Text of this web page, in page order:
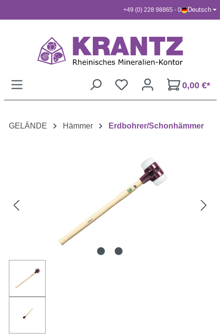
+49 (0) 228 98865 - 0 Deutsch
0,00 €*
GELÄNDE Hämmer Erdbohrer/Schonhämmer